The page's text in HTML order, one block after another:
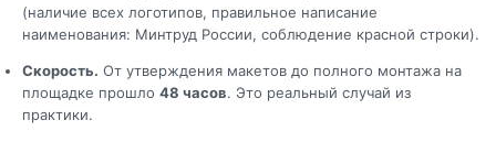
(наличие всех логотипов, правильное написание
наименования: Минтруд России, соблюдение красной строки).
Скорость. От утверждения макетов до полного монтажа на
площадке прошло 48 часов. Это реальный случай из
практики.